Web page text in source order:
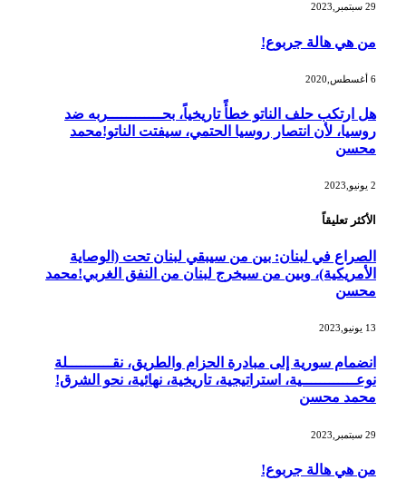
29 سبتمبر,2023
من هي هالة جربوع!
هل ارتكب حلف الناتو خطأً تاريخياً، بحــــــــــــربه ضد
روسيا، لأن انتصار روسيا الحتمي، سيفتت الناتو!محمد
محسن
الأكثر تعليقاً
الصراع في لبنان: بين من سيبقي لبنان تحت (الوصاية
الأمريكية)، وبين من سيخرج لبنان من النفق الغربي!محمد
محسن
13 يونيو,2023
انضمام سورية إلى مبادرة الحزام والطريق، نقــــــــــلة
نوعــــــــــــية، استراتيجية، تاريخية، نهائية، نحو الشرق!
محمد محسن
29 سبتمبر,2023
من هي هالة جربوع!